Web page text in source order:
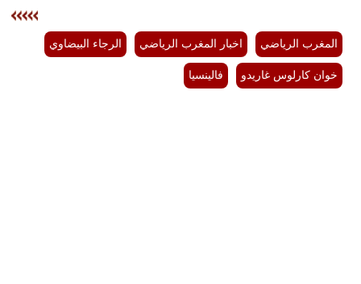
أبراج
المغرب الرياضي اخبار المغرب الرياضي الرجاء البيضاوي
خوان كارلوس غاريدو فالينسيا